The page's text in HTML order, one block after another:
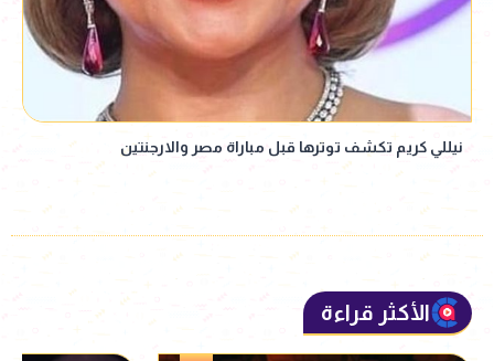
نيللي كريم تكشف توترها قبل مباراة مصر والارجنتين
الأكثر قراءة